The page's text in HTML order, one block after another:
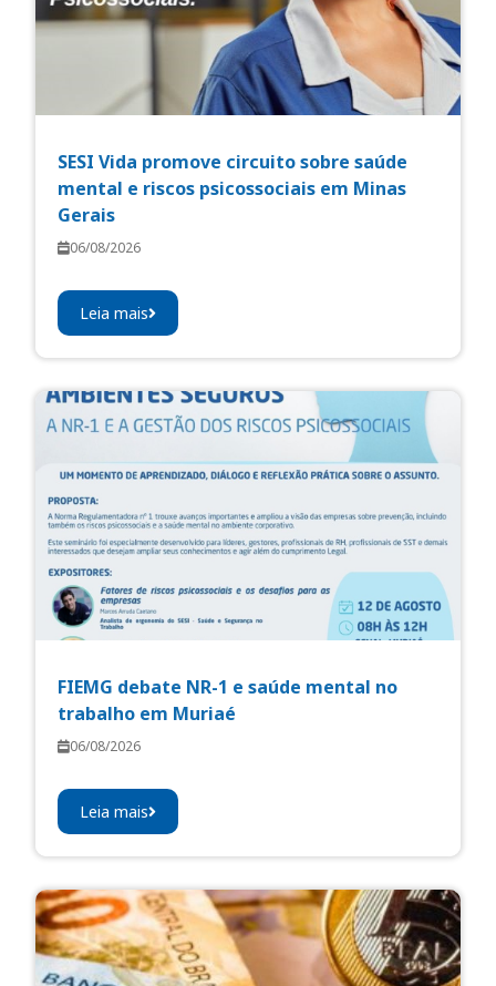
SESI Vida promove circuito sobre saúde
mental e riscos psicossociais em Minas
Gerais
06/08/2026
Leia mais
FIEMG debate NR-1 e saúde mental no
trabalho em Muriaé
06/08/2026
Leia mais